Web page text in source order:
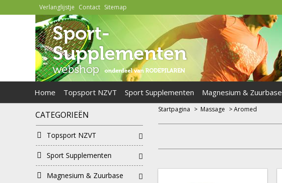
Verlanglijstje Contact Sitemap
Home Topsport NZVT Sport Supplementen Magnesium & Zuurbase
CATEGORIEËN
Topsport NZVT
Sport Supplementen
Magnesium & Zuurbase
Startpagina > Massage >Aromed